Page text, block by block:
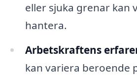
eller sjuka grenar kan
hantera.
Arbetskraftens
kan variera beroende